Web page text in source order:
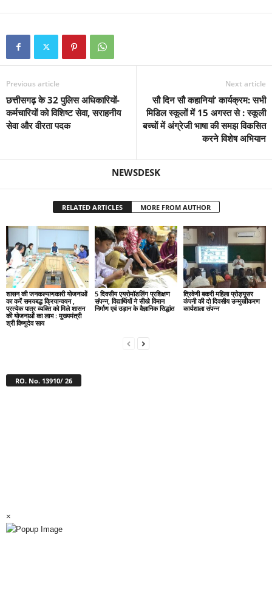
Previous article
छत्तीसगढ़ के 32 पुलिस अधिकारियों-
कर्मचारियों को विशिष्ट सेवा, सराहनीय
सेवा और वीरता पदक
Next article
सौ दिन सौ कहानियां’ कार्यक्रम: सभी
मिडिल स्कूलों में 15 अगस्त से : स्कूली
बच्चों में अंग्रेजी भाषा की समझ विकसित
करने विशेष अभियान
NEWSDESK
RELATED ARTICLES MORE FROM AUTHOR
शासन की जनकल्याणकारी योजनाओं
का करें समयबद्ध क्रियान्वयन ,
प्रत्येक पात्र व्यक्ति को मिले शासन
की योजनाओं का लाभ : मुख्यमंत्री
श्री विष्णुदेव साय
5 दिवसीय एयरोमॉडलिंग प्रशिक्षण
संपन्न, विद्यार्थियों ने सीखे विमान
निर्माण एवं उड़ान के वैज्ञानिक सिद्धांत
त्रिवेणी बकरी महिला प्रोड्यूसर
कंपनी की दो दिवसीय उन्मुखीकरण
कार्यशाला संपन्न
RO. No. 13910/ 26
×